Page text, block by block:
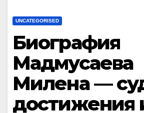
UNCATEGORISED
Биография
Мадмусаева
Милена —
достижения